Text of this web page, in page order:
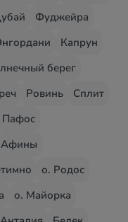
Фуджейра
Капрун
берег
Ровинь
Сплит
Пафос
Афины
о. Родос
о. Майорка